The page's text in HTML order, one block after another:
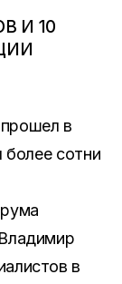
И 10
в
более сотни
в